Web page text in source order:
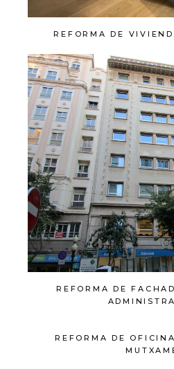
REFORMA DE
REFORMA DE
REFORMA DE